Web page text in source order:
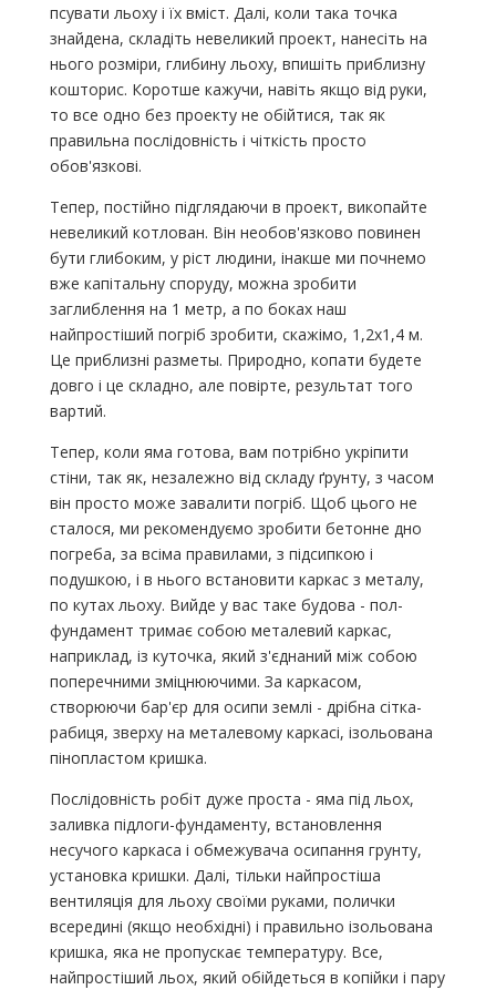
псувати льоху і їх вміст. Далі, коли така точка
знайдена, складіть невеликий проект, нанесіть на
нього розміри, глибину льоху, впишіть приблизну
кошторис. Коротше кажучи, навіть якщо від руки,
то все одно без проекту не обійтися, так як
правильна послідовність і чіткість просто
обов'язкові.
Тепер, постійно підглядаючи в проект, викопайте
невеликий котлован. Він необов'язково повинен
бути глибоким, у ріст людини, інакше ми почнемо
вже капітальну споруду, можна зробити
заглиблення на 1 метр, а по боках наш
найпростіший погріб зробити, скажімо, 1,2х1,4 м.
Це приблизні разметы. Природно, копати будете
довго і це складно, але повірте, результат того
вартий.
Тепер, коли яма готова, вам потрібно укріпити
стіни, так як, незалежно від складу ґрунту, з часом
він просто може завалити погріб. Щоб цього не
сталося, ми рекомендуємо зробити бетонне дно
погреба, за всіма правилами, з підсипкою і
подушкою, і в нього встановити каркас з металу,
по кутах льоху. Вийде у вас таке будова - пол-
фундамент тримає собою металевий каркас,
наприклад, із куточка, який з'єднаний між собою
поперечними зміцнюючими. За каркасом,
створюючи бар'єр для осипи землі - дрібна сітка-
рабиця, зверху на металевому каркасі, ізольована
пінопластом кришка.
Послідовність робіт дуже проста - яма під льох,
заливка підлоги-фундаменту, встановлення
несучого каркаса і обмежувача осипання грунту,
установка кришки. Далі, тільки найпростіша
вентиляція для льоху своїми руками, полички
всередині (якщо необхідні) і правильно ізольована
кришка, яка не пропускає температуру. Все,
найпростіший льох, який обійдеться в копійки і пару